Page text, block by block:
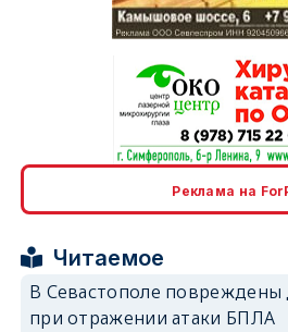
Реклама на
Читаемое
В Севастополе повреждены
при отражении атаки БПЛА